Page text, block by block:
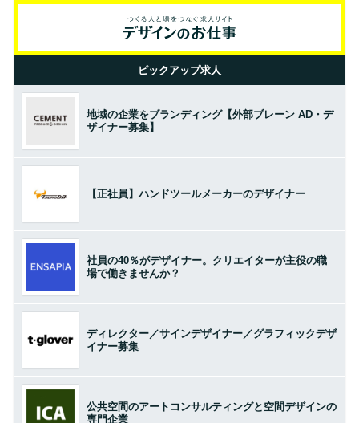
ピックアップ求人
地域の企業をブランディング【外部ブレーン AD・デ
ザイナー募集】
【正社員】ハンドツールメーカーのデザイナー
社員の40％がデザイナー。クリエイターが主役の職
場で働きませんか？
ディレクター／サインデザイナー／グラフィックデザ
イナー募集
公共空間のアートコンサルティングと空間デザインの
専門企業